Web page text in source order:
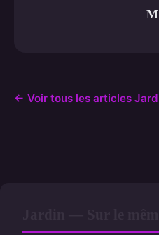
← Voir tous les articles